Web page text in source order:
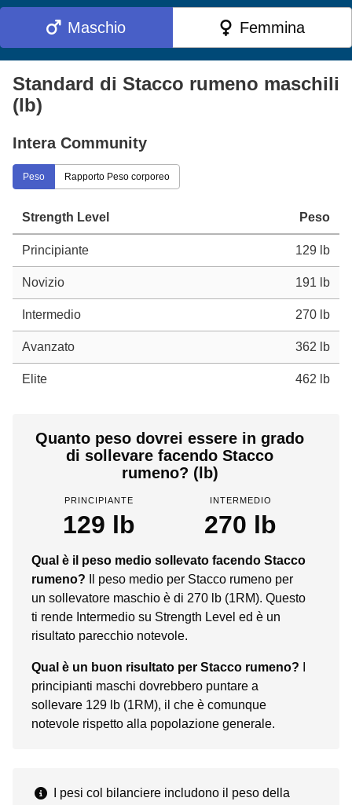
Maschio Femmina
Standard di Stacco rumeno maschili
(lb)
Intera Community
Peso Rapporto Peso corporeo
Strength Level Peso
Principiante 129 lb
Novizio 191 lb
Intermedio 270 lb
Avanzato 362 lb
Elite 462 lb
Quanto peso dovrei essere in grado
di sollevare facendo Stacco
rumeno? (lb)
PRINCIPIANTE
129 lb
INTERMEDIO
270 lb
Qual è il peso medio sollevato facendo Stacco
rumeno?
Il peso medio per Stacco rumeno per
un sollevatore maschio è di 270 lb (1RM). Questo
ti rende Intermedio su Strength Level ed è un
risultato parecchio notevole.
Qual è un buon risultato per Stacco rumeno?
principianti maschi dovrebbero puntare a
sollevare 129 lb (1RM), il che è comunque
notevole rispetto alla popolazione generale.
I pesi col bilanciere includono il peso della